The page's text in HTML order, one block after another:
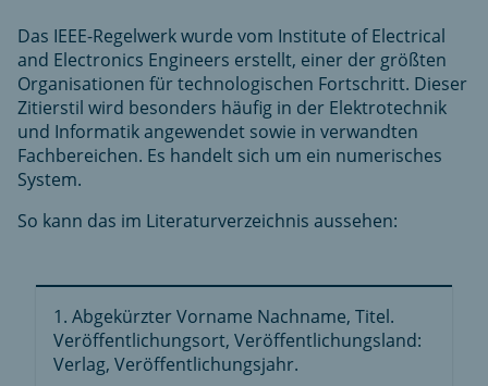
Das IEEE-Regelwerk wurde vom Institute of Electrical
and Electronics Engineers erstellt, einer der größten
Organisationen für technologischen Fortschritt. Dieser
Zitierstil wird besonders häufig in der Elektrotechnik
und Informatik angewendet sowie in verwandten
Fachbereichen. Es handelt sich um ein numerisches
System.
So kann das im Literaturverzeichnis aussehen:
1. Abgekürzter Vorname Nachname, Titel.
Veröffentlichungsort, Veröffentlichungsland:
Verlag, Veröffentlichungsjahr.